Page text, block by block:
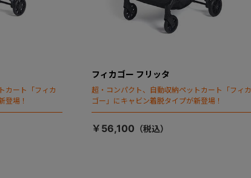
カート「フィカ
登場！
フィカゴー フリッタ
超・コンパクト、自動収納ペットカート「フィカ
ゴー」にキャビン着脱タイプが新登場！
￥56,100